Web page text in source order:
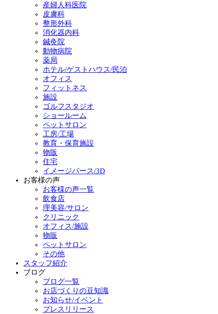
産婦人科医院
皮膚科
整形外科
消化器内科
鍼灸院
動物病院
薬局
ホテル/ゲストハウス/民泊
オフィス
フィットネス
施設
ゴルフスタジオ
ショールーム
ペットサロン
工房/工場
教育・保育施設
物販
住宅
イメージパース/3D
お客様の声
お客様の声一覧
飲食店
理美容/サロン
クリニック
オフィス/施設
物販
ペットサロン
その他
スタッフ紹介
ブログ
ブログ一覧
お店づくりの豆知識
お知らせ/イベント
プレスリリース